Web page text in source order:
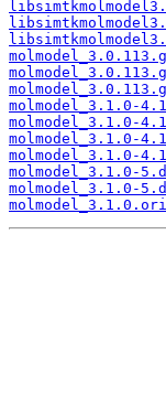
molmodel_3.1.0-
molmodel_3.1.0-
molmodel_3.1.0-
molmodel_3.1.0-
molmodel_3.1.0-
molmodel_3.1.0-